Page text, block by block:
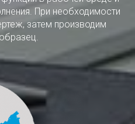
При необходимости
затем производим